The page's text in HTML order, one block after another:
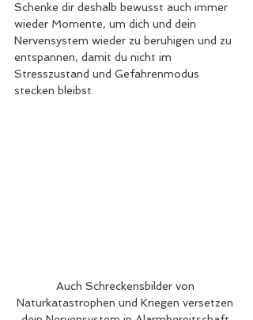
Schenke dir deshalb bewusst auch immer
wieder Momente, um dich und dein
Nervensystem wieder zu beruhigen und zu
entspannen, damit du nicht im
Stresszustand und Gefahrenmodus
stecken bleibst.
Auch Schreckensbilder von
Naturkatastrophen und Kriegen versetzen